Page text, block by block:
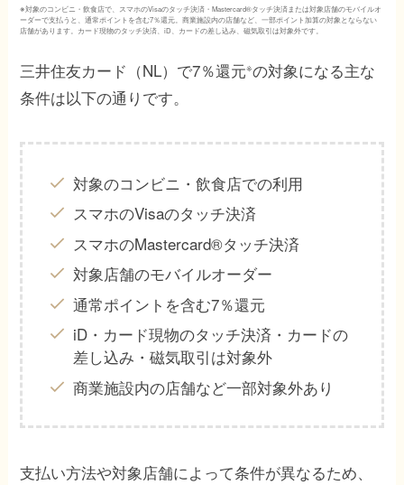
※対象のコンビニ・飲食店で、スマホのVisaのタッチ決済・Mastercard®タッチ決済または対象店舗のモバイルオ
ーダーで支払うと、通常ポイントを含む7％還元。商業施設内の店舗など、一部ポイント加算の対象とならない
店舗があります。カード現物のタッチ決済、iD、カードの差し込み、磁気取引は対象外です。
三井住友カード（NL）で7％還元※の対象になる主な
条件は以下の通りです。
対象のコンビニ・飲食店での利用
スマホのVisaのタッチ決済
スマホのMastercard®タッチ決済
対象店舗のモバイルオーダー
通常ポイントを含む7％還元
iD・カード現物のタッチ決済・カードの
差し込み・磁気取引は対象外
商業施設内の店舗など一部対象外あり
支払い方法や対象店舗によって条件が異なるため、